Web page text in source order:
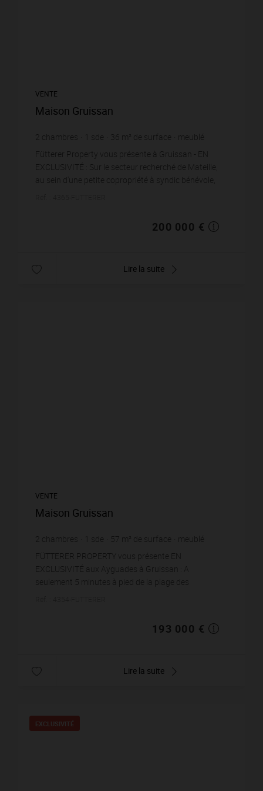
VENTE
Maison Gruissan
2 chambres sde 36 m² de surface
meublé
5 555,56 €
Fütterer Property vous présente à Gruissan - EN
EXCLUSIVITÉ : Sur le secteur recherché de Mateille,
au sein d'une petite copropriété à syndic bénévole,
200 000 €
Lire la suite
VENTE
Maison Gruissan
2 chambres sde 57 m² de surface
meublé
3 385,96 € prix / m²
FÜTTERER PROPERTY vous présente EN
EXCLUSIVITÉ aux Ayguades à Gruissan : A
seulement 5 minutes à pied de la plage des
193 000 €
Lire la suite
EXCLUSIVITÉ